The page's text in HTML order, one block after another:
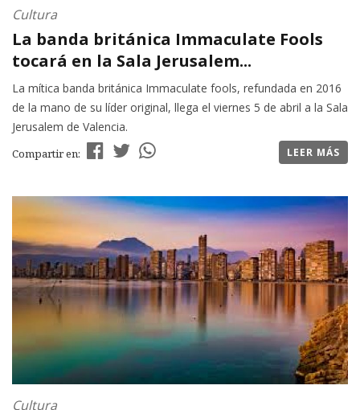
Cultura
La banda británica Immaculate Fools
tocará en la Sala Jerusalem...
La mítica banda británica Immaculate fools, refundada en 2016
de la mano de su líder original, llega el viernes 5 de abril a la Sala
Jerusalem de Valencia.
Compartir en: LEER MÁS
Cultura